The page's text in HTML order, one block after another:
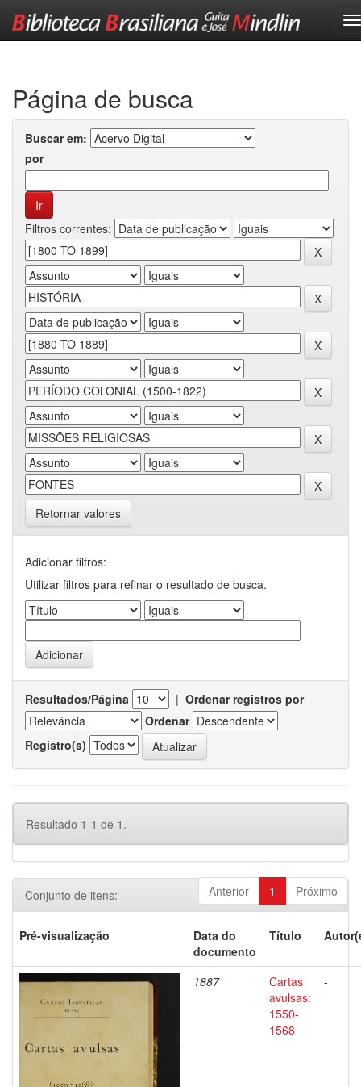
Página de busca
Buscar em:
por
Filtros correntes:
Retornar valores
Adicionar filtros:
Utilizar filtros para refinar o resultado de busca.
Resultados/Página | Ordenar registros por
Ordenar
Registro(s)
Resultado 1-1 de 1.
Anterior 1 Próximo
Conjunto de itens:
Pré-visualização
Data do
documento
Título
1887
Cartas
avulsas:
1550-
1568
-